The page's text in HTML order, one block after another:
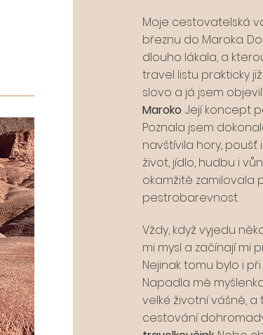
Moje cestovatelská
březnu do Maroka.
dlouho lákala, a
travel listu prakticky
slovo a já jsem
Maroko. Její koncept
Poznala jsem
navštívila hory, poušť
život, jídlo, hudbu i
okamžitě zamilovala
pestrobarevnost.
Vždy, když vyjedu
mi mysl a začínají mi
Nejinak tomu bylo i
Napadla mě
velké životní vášně,
cestování